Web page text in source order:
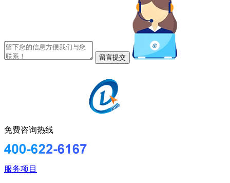
免费咨询热线
服务项目